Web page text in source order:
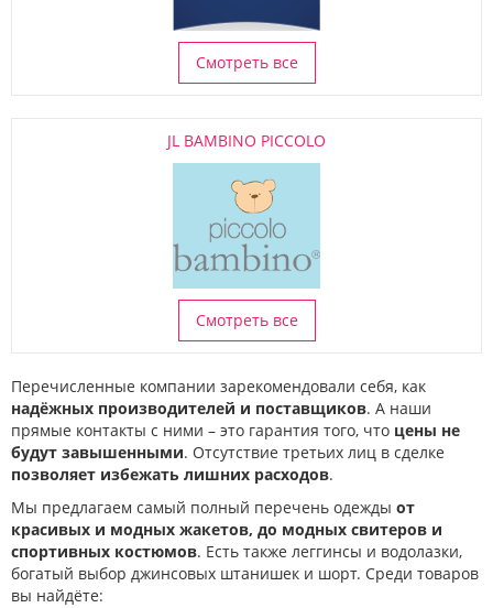
Смотреть все
JL BAMBINO PICCOLO
Смотреть все
Перечисленные компании зарекомендовали себя, как
надёжных производителей и поставщиков. А наши
прямые контакты с ними – это гарантия того, что цены не
будут завышенными. Отсутствие третьих лиц в сделке
позволяет избежать лишних расходов.
Мы предлагаем самый полный перечень одежды от
красивых и модных жакетов, до модных свитеров и
спортивных костюмов. Есть также леггинсы и водолазки,
богатый выбор джинсовых штанишек и шорт. Среди товаров
вы найдёте: